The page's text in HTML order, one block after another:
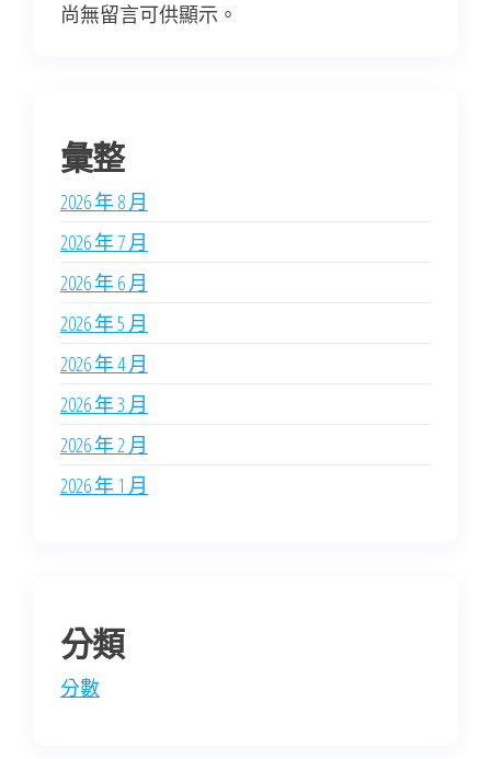
尚無留言可供顯示。
彙整
2026 年 8 月
2026 年 7 月
2026 年 6 月
2026 年 5 月
2026 年 4 月
2026 年 3 月
2026 年 2 月
2026 年 1 月
分類
分數